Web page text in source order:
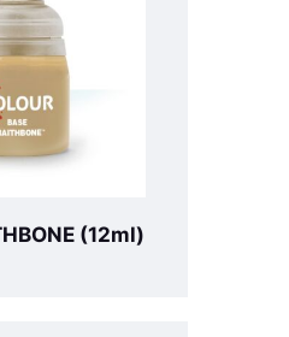
(12ml)